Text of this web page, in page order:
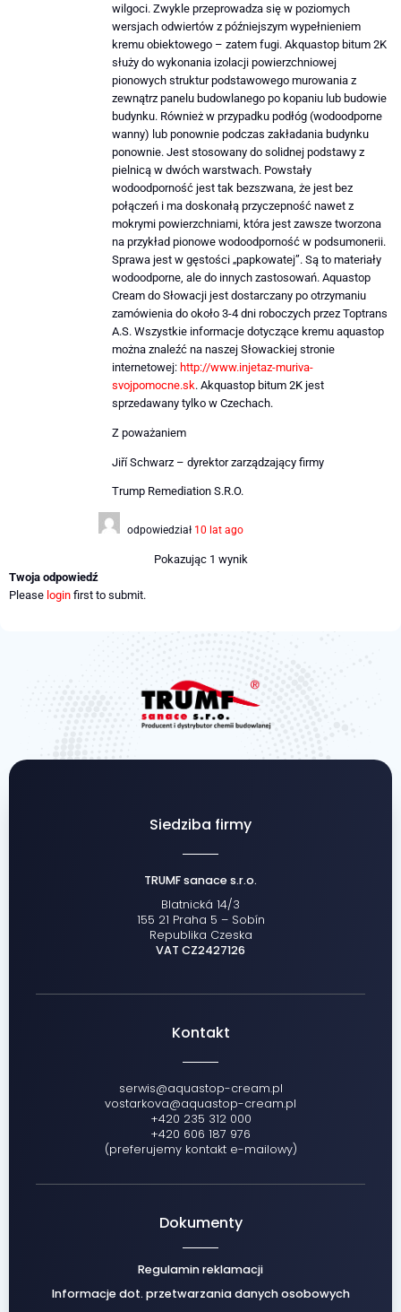
wilgoci. Zwykle przeprowadza się w poziomych
wersjach odwiertów z późniejszym wypełnieniem
kremu obiektowego – zatem fugi. Akquastop bitum 2K
służy do wykonania izolacji powierzchniowej
pionowych struktur podstawowego murowania z
zewnątrz panelu budowlanego po kopaniu lub budowie
budynku. Również w przypadku podłóg (wodoodporne
wanny) lub ponownie podczas zakładania budynku
ponownie. Jest stosowany do solidnej podstawy z
pielnicą w dwóch warstwach. Powstały
wodoodporność jest tak bezszwana, że ​​jest bez
połączeń i ma doskonałą przyczepność nawet z
mokrymi powierzchniami, która jest zawsze tworzona
na przykład pionowe wodoodporność w podsumonerii.
Sprawa jest w gęstości „papkowatej”. Są to materiały
wodoodporne, ale do innych zastosowań. Aquastop
Cream do Słowacji jest dostarczany po otrzymaniu
zamówienia do około 3-4 dni roboczych przez Toptrans
A.S. Wszystkie informacje dotyczące kremu aquastop
można znaleźć na naszej Słowackiej stronie
internetowej: http://www.injetaz-muriva-
svojpomocne.sk. Akquastop bitum 2K jest
sprzedawany tylko w Czechach.
Z poważaniem
Jiří Schwarz – dyrektor zarządzający firmy
Trump Remediation S.R.O.
odpowiedział 10 lat ago
Pokazując 1 wynik
Twoja odpowiedź
Please login first to submit.
Siedziba firmy
TRUMF sanace s.r.o.
Blatnická 14/3
155 21 Praha 5 – Sobín
Republika Czeska
VAT CZ2427126
Kontakt
serwis@aquastop-cream.pl
vostarkova@aquastop-cream.pl
+420 235 312 000
+420 606 187 976
(preferujemy kontakt e-mailowy)
Dokumenty
Regulamin reklamacji
Informacje dot. przetwarzania danych osobowych